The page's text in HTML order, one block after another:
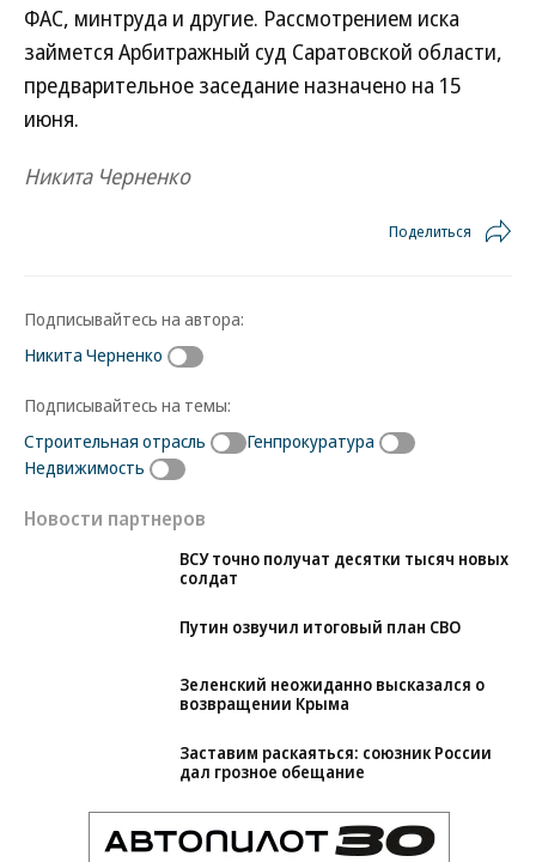
ФАС, минтруда и другие. Рассмотрением иска
займется Арбитражный суд Саратовской области,
предварительное заседание назначено на 15
июня.
Никита Черненко
Поделиться
Подписывайтесь на автора:
Никита Черненко
Подписывайтесь на темы:
Строительная отрасль
Генпрокуратура
Недвижимость
Новости партнеров
ВСУ точно получат десятки тысяч новых
солдат
Зеленский неожиданно высказался о
Заставим раскаяться: союзник России
дал грозное обещание